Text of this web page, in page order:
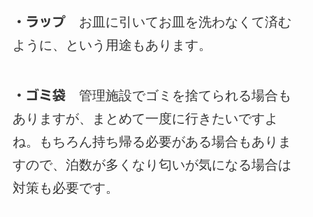
・ラップお皿に引いてお皿を洗わなくて済む
ように、という用途もあります。
・ゴミ袋 管理施設でゴミを捨てられる場合も
ありますが、まとめて一度に行きたいですよ
ね。もちろん持ち帰る必要がある場合もありま
すので、泊数が多くなり匂いが気になる場合は
対策も必要です。